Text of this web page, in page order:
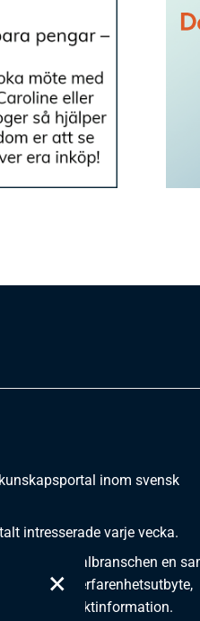
inom svensk
intresserade varje vecka.
inom dentalbranschen en
händelser, erfarenhetsutbyte,
och produktinformation.
×